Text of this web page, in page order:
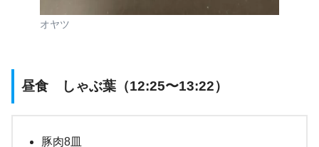
オヤツ
昼食 しゃぶ葉（12:25〜13:22）
豚肉8皿